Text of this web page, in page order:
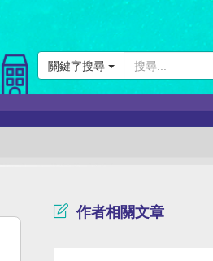
關鍵字搜尋
作者相關文章